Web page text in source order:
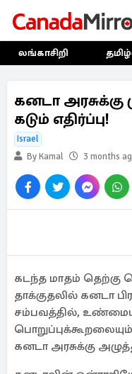
லங்காசிறி
கனடா
கடும் எதிர்ப்பு!
Israel
By Kamal
3 months
கடந்த மாதம் தெற்கு
தாக்குதலில் கனடா
சம்பவத்தில்,
கனடா அரசுக்கு